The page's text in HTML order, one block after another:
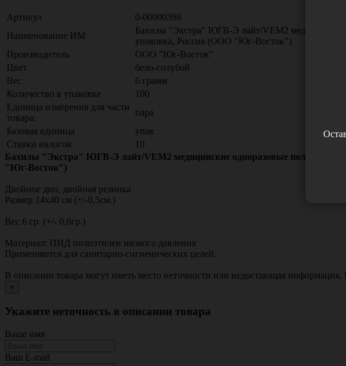
Артикул
0-00000398
Наименование ИМ
Бахилы "Экстра" ЮГВ-Э лайт/VEM2 медицинские
упаковка, Россия (ООО "Юг-Восток")
Производитель
ООО "Юг-Восток"
Цвет
бело-голубой
Вес
6 грамм
Количество в упаковке
100
Единица измерения для части
товара:
пара
Базовая единица
упак
Ставки налогов
10
Бахилы "Экстра" ЮГВ-Э лайт/VEM2 медицинские одноразовые
"Юг-Восток")
Двойное дно, двойная резинка
Размер 14х40 см (+/-0,5см.)
Вес 6 гр. (+/- 0,6гр.)
Материал: ПНД полиэтилен низкого давления
Применяются для санитарно-гигиенических целей.
В описании товара могут иметь место неточности или недостающая
×
Укажите неточность в описании товара
Ваше имя
Ваш E-mail